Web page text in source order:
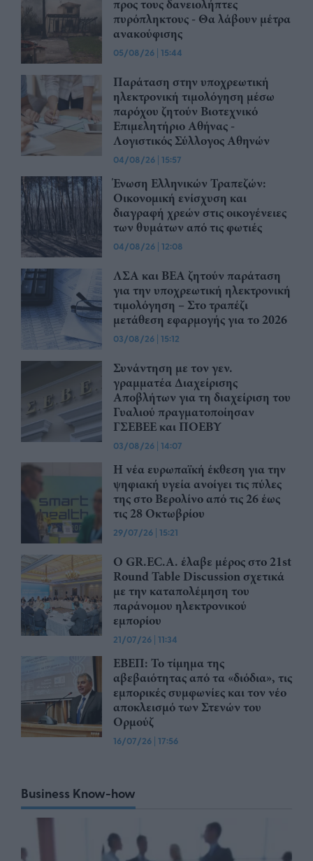
προς τους δανειολήπτες
πυρόπληκτους - Θα λάβουν μέτρα
ανακούφισης
05/08/26 | 15:44
Παράταση στην υποχρεωτική
ηλεκτρονική τιμολόγηση μέσω
παρόχου ζητούν Βιοτεχνικό
Επιμελητήριο Αθήνας -
Λογιστικός Σύλλογος Αθηνών
04/08/26 | 15:57
Ένωση Ελληνικών Τραπεζών:
Οικονομική ενίσχυση και
διαγραφή χρεών στις οικογένειες
των θυμάτων από τις φωτιές
04/08/26 | 12:08
ΛΣΑ και ΒΕΑ ζητούν παράταση
για την υποχρεωτική ηλεκτρονική
τιμολόγηση – Στο τραπέζι
μετάθεση εφαρμογής για το 2026
03/08/26 | 15:12
Συνάντηση με τον γεν.
γραμματέα Διαχείρισης
Αποβλήτων για τη διαχείριση του
Γυαλιού πραγματοποίησαν
ΓΣΕΒΕΕ και ΠΟΕΒΥ
03/08/26 | 14:07
Η νέα ευρωπαϊκή έκθεση για την
ψηφιακή υγεία ανοίγει τις πύλες
της στο Βερολίνο από τις 26 έως
τις 28 Οκτωβρίου
29/07/26 | 15:21
Ο GR.EC.A. έλαβε μέρος στο 21st
Round Table Discussion σχετικά
με την καταπολέμηση του
παράνομου ηλεκτρονικού
εμπορίου
21/07/26 | 11:34
ΕΒΕΠ: Το τίμημα της
αβεβαιότητας από τα «διόδια», τις
εμπορικές συμφωνίες και τον νέο
αποκλεισμό των Στενών του
Ορμούζ
16/07/26 | 17:56
Business Know-how